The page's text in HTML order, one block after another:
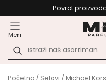
Povrat
Meni
Početna / Setovi / Michael